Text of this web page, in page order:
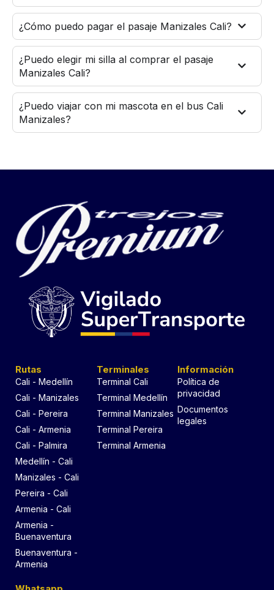
¿Cómo puedo pagar el pasaje Manizales Cali?
¿Puedo elegir mi silla al comprar el pasaje
Manizales Cali?
¿Puedo viajar con mi mascota en el bus Cali
Manizales?
Rutas
Cali - Medellín
Cali - Manizales
Cali - Pereira
Cali - Armenia
Cali - Palmira
Medellín - Cali
Manizales - Cali
Pereira - Cali
Armenia - Cali
Armenia -
Buenaventura
Buenaventura -
Armenia
Terminales
Terminal Cali
Terminal Medellín
Terminal Manizales
Terminal Pereira
Terminal Armenia
Información
Política de
privacidad
Documentos
legales